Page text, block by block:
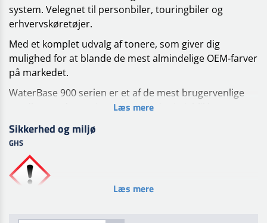
system. Velegnet til personbiler, touringbiler og
erhvervskøretøjer.
Med et komplet udvalg af tonere, som giver dig
mulighed for at blande de mest almindelige OEM-farver
på markedet.
WaterBase 900 serien er et af de mest brugervenlige
vandbaserede coatingsystemer, der i øjeblikket er
enkelt som at bruge almindelig basecoat.
Med sine omhyggeligt udvalgte tonere (herunder
perle-, metallic- og xirallic-blandingsfarver) er
WaterBase 900 serien holdt simpel. Kombineret med
Læs mere
Sikkerhed og miljø
GHS
Læs mere